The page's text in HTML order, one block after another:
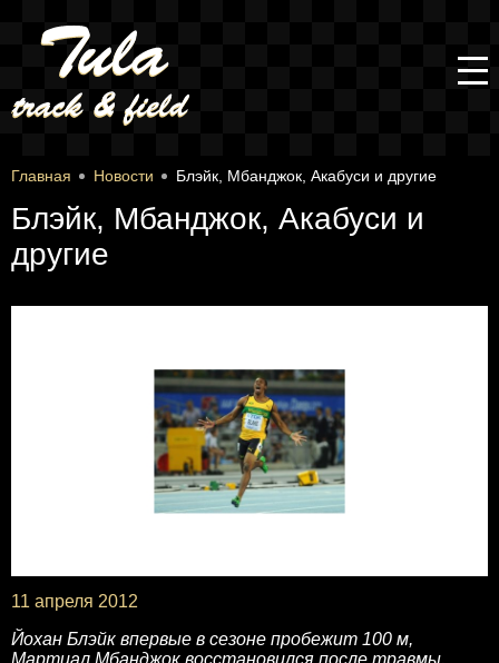
Главная Новости Блэйк, Мбанджок, Акабуси и другие
Блэйк, Мбанджок, Акабуси и
другие
11 апреля 2012
Йохан Блэйк впервые в сезоне пробежит 100 м,
Мартиал Мбанджок восстановился после травмы,